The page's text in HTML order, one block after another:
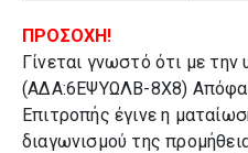
ΠΡΟΣΟΧΗ!
Γίνεται γνωστό ότι με
(ΑΔΑ:6ΕΨΥΩΛΒ-8Χ8)
Επιτροπής έγινε η
διαγωνισμού της